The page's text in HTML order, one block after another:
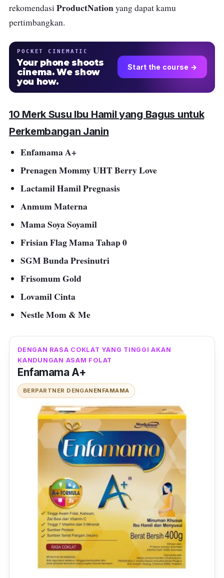
rekomendasiProductNationyang dapat kamu
pertimbangkan.
POCKET CINEMATIC
Your phone shoots
cinema. We show
you how.
Start the course →
10 Merk Susu Ibu Hamil yang Bagus untuk
Perkembangan Janin
Enfamama A+
Prenagen Mommy UHT Berry Love
Lactamil Hamil Pregnasis
Anmum Materna
Mama Soya Soyamil
Frisian Flag Mama Tahap 0
SGM Bunda Presinutri
Frisomum Gold
Lovamil Cinta
Nestle Mom & Me
DENGAN RASA COKLAT YANG TINGGI AKAN
KANDUNGAN ASAM FOLAT
Enfamama A+
BERPARTNER DENGAN ENFAMAMA